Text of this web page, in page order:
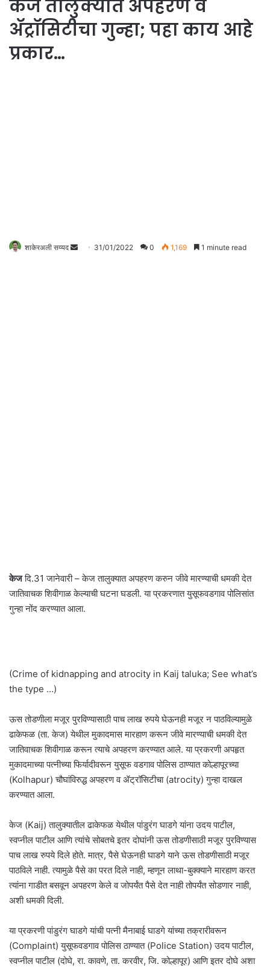
केज तालुक्यात अपहरण व
ॲट्रॉसिटीचा गुन्हा; पहा काय आहे
प्रकार…
शाकेरअली सय्यद 31/01/2022 0 1,169 1 minute read
केजदि.31 जानेवारी – केज तालुक्यात अपहरण करुन जीवे मारण्याची धमकी देत
जातिवाचक शिवीगाळ केल्याची घटना घडली. या प्रकरणात युसूफवडगाव पोलिसांत
गुन्हा नोंद करण्यात आला.
(Crime of kidnapping and atrocity in Kaij taluka; See what’s
the type …)
ऊस तोडणीला मजूर पुरविण्यासाठी पाच लाख रुपये घेऊनही मजूर न पाठविल्यामुळे
ढाकेफळ (ता. केज) येथील मुकादमास मारहाण करून जीवे मारण्याची धमकी देत
जातिवाचक शिवीगाळ करून त्याचे अपहरण करण्यात आले. या प्रकरणी अपहृत
मुकादमाच्या पत्नीच्या फिर्यादीवरून युसूफ वडगाव पोलिस ठाण्यात कोल्हापूरच्या
(Kolhapur) चौघांविरुद्ध अपहरण व ॲट्रॉसिटीचा (atrocity) गुन्हा दाखल
करण्यात आला.
केज (Kaij) तालुक्यातील ढाकेफळ येथील पांडुरंग घाडगे यांना उदय पाटील,
स्वप्नील पाटील आणि त्यांचे सोबतचे इतर दोघांनी ऊस तोडणीसाठी मजूर पुरविण्यास
पाच लाख रुपये दिले होते. मात्र, पैसे घेऊनही घाडगे याने ऊस तोडणीसाठी मजूर
पाठविले नाही. त्यामुळे पैसे का परत दिले नाही, म्हणून लाथा-बुक्क्याने मारहाण करत
त्यांना गाडीत बसवून अपहरण केले व जोपर्यंत पैसे देत नाही तोपर्यंत सोडणार नाही,
अशी धमकी दिली.
या प्रकरणी पांडुरंग घाडगे यांची पत्नी मैनाबाई घाडगे यांच्या तक्रारीवरून
(Complaint) युसूफवडगाव पोलिस ठाण्यात (Police Station) उदय पाटील,
स्वप्नील पाटील (दोघे, रा. कावणे, ता. करवीर, जि. कोल्हापूर) आणि इतर दोघे अशा